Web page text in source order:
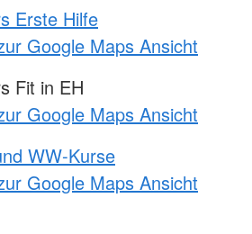
Erste Hilfe
Google Maps Ansicht
Fit in EH
Google Maps Ansicht
WW-Kurse
Google Maps Ansicht